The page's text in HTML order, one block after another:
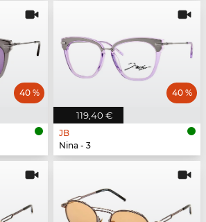
40 %
119,40 €
40 %
JB
Nina - 3